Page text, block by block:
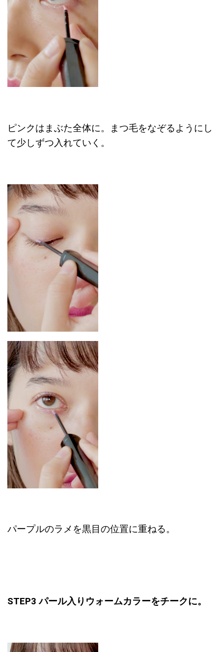
ピンクはまぶた全体に。まつ毛をなぞるようにし
て少しずつ入れていく。
パープルのラメを黒目の位置に重ねる。
STEP3 パール入りウォームカラーをチークに。